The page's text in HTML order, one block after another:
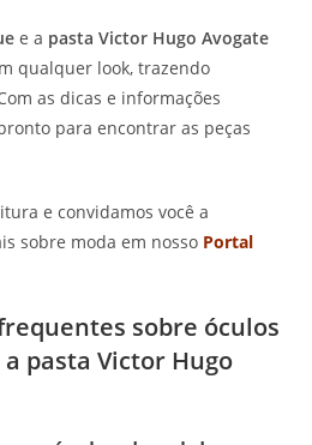
e a pasta Victor Hugo Avogate
qualquer look, trazendo
as dicas e informações
para encontrar as peças
e convidamos você a
sobre moda em nosso Portal
sobre óculos
a pasta Victor Hugo